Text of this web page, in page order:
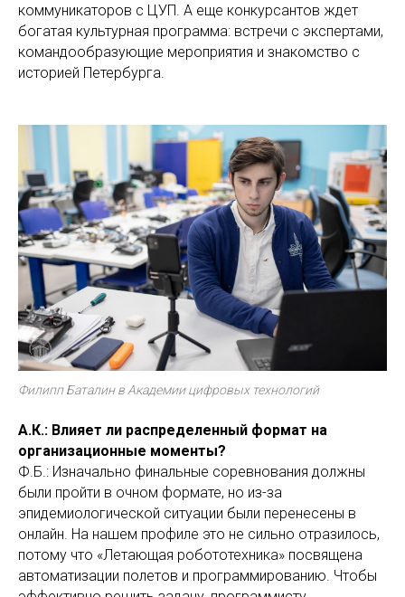
коммуникаторов с ЦУП. А еще конкурсантов ждет
богатая культурная программа: встречи с экспертами,
командообразующие мероприятия и знакомство с
историей Петербурга.
Филипп Баталин в Академии цифровых технологий
А.К.: Влияет ли распределенный формат на
организационные моменты?
Ф.Б.: Изначально финальные соревнования должны
были пройти в очном формате, но из-за
эпидемиологической ситуации были перенесены в
онлайн. На нашем профиле это не сильно отразилось,
потому что «Летающая робототехника» посвящена
автоматизации полетов и программированию. Чтобы